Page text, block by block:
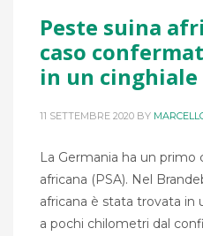
Peste suina
caso
in un cinghiale
11 SETTEMBRE 2020 BY
La Germania ha un primo
africana (PSA). Nel
africana è stata trovata in
a pochi chilometri dal